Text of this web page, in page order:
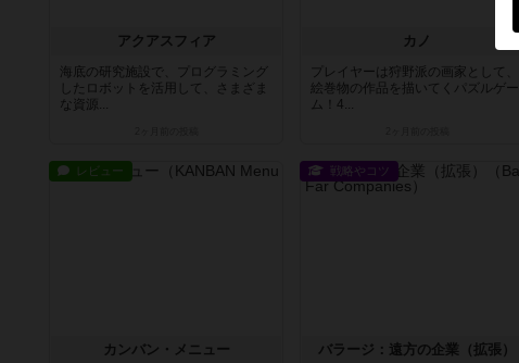
アクアスフィア
海底の研究施設で、プログラミング
したロボットを活用して、さまざま
な資源...
カノ
プレイヤーは狩野派の画家として、
絵巻物の作品を描いてくパズルゲー
ム！4...
レビュー
カンバン・メニュー
戦略やコツ
バラージ：遠方の企業（拡張）